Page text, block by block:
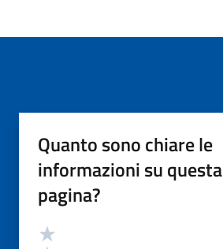
Quanto sono chiare le
informazioni su questa
pagina?
Valutazione